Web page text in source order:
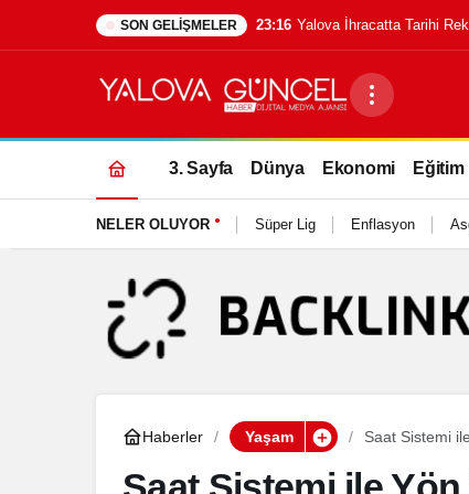
SON GELIŞMELER 18:29 İzmir’de Yangın
3. Sayfa Dünya Ekonomi Eğitim
NELER OLUYOR Süper Lig Enflasyon
Haberler Yaşam Saat Sistemi